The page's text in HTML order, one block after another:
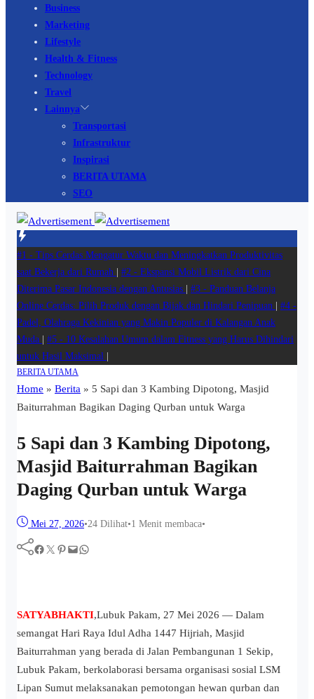
Business
Marketing
Lifestyle
Health & Fitness
Technology
Travel
Lainnya
Transportasi
Infrastruktur
Inspirasi
BERITA UTAMA
SEO
#1 - Tips Cerdas Mengatur Waktu dan Meningkatkan Produktivitas
saat Bekerja dari Rumah
#2 - Ekspansi Mobil Listrik dari Cina
Diterima Pasar Indonesia dengan Antusias
#3 - Panduan Belanja
Online Cerdas: Pilih Produk dengan Bijak dan Hindari Penipuan
#4 -
Padel, Olahraga Kekinian yang Makin Populer di Kalangan Anak
Muda
#5 - 10 Kesalahan Umum dalam Fitness yang Harus Dihindari
untuk Hasil Maksimal
BERITA UTAMA
Home » Berita » 5 Sapi dan 3 Kambing Dipotong, Masjid
Baiturrahman Bagikan Daging Qurban untuk Warga
5 Sapi dan 3 Kambing Dipotong,
Masjid Baiturrahman Bagikan
Daging Qurban untuk Warga
Mei 27, 2026•24 Dilihat•1 Menit membaca•
Facebook Twitter Pinterest Mail WhatsApp
SATYABHAKTI,Lubuk Pakam, 27 Mei 2026 — Dalam
semangat Hari Raya Idul Adha 1447 Hijriah, Masjid
Baiturrahman yang berada di Jalan Pembangunan 1 Sekip,
Lubuk Pakam, berkolaborasi bersama organisasi sosial LSM
Lipan Sumut melaksanakan pemotongan hewan qurban dan